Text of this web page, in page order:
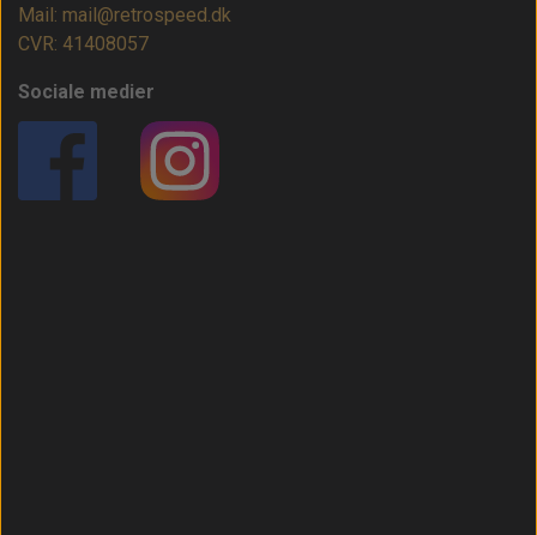
Mail: mail@retrospeed.dk
CVR: 41408057
Sociale medier